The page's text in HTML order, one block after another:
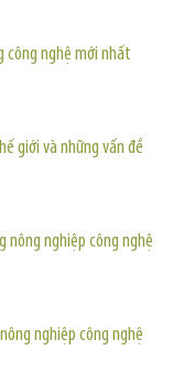
công nghệ mới nhất
giới và những vấn đề
nông nghiệp công nghệ
nghiệp công nghệ